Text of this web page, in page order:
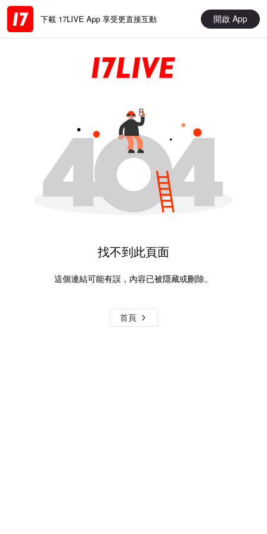
下載 17LIVE App 享受更直接互動 開啟 App
找不到此頁面
這個連結可能有誤，內容已被隱藏或刪除。
首頁